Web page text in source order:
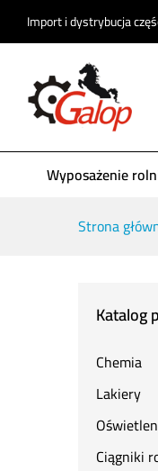
Import i dystrybucja
Wyposażenie
Strona
Katalog
Chemia
Lakiery
Ciągniki